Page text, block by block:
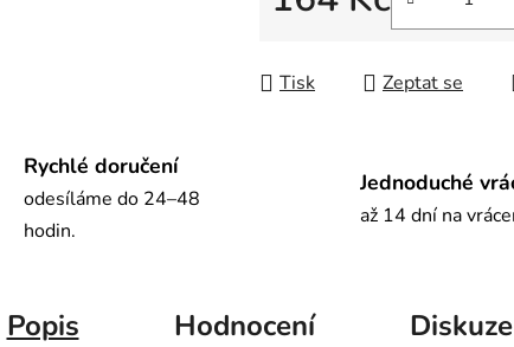
Tisk Zeptat se
Rychlé doručení
odesíláme do 24–48
hodin.
Jednoduché
až 14 dní na
Popis Hodnocení Diskuze